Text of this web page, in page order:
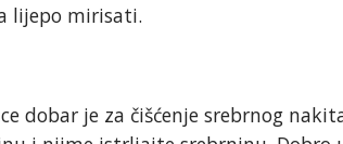
lijepo mirisati.
dobar je za čišćenje srebrnog